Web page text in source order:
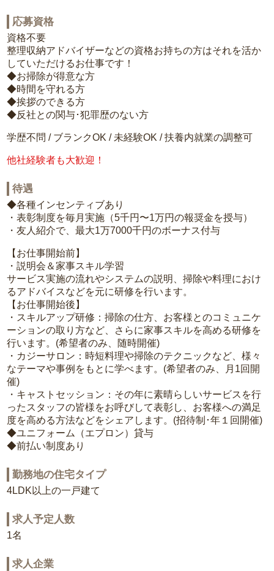
応募資格
資格不要
整理収納アドバイザーなどの資格お持ちの方はそれを活か
していただけるお仕事です！
◆お掃除が得意な方
◆時間を守れる方
◆挨拶のできる方
◆反社との関与･犯罪歴のない方
学歴不問 / ブランクOK / 未経験OK / 扶養内就業の調整可
他社経験者も大歓迎！
待遇
◆各種インセンティブあり
・表彰制度を毎月実施（5千円〜1万円の報奨金を授与）
・友人紹介で、最大1万7000千円のボーナス付与
【お仕事開始前】
・説明会＆家事スキル学習
サービス実施の流れやシステムの説明、掃除や料理におけ
るアドバイスなどを元に研修を行います。
【お仕事開始後】
・スキルアップ研修：掃除の仕方、お客様とのコミュニケ
ーションの取り方など、さらに家事スキルを高める研修を
行います。(希望者のみ、随時開催)
・カジーサロン：時短料理や掃除のテクニックなど、様々
なテーマや事例をもとに学べます。(希望者のみ、月1回開
催)
・キャストセッション：その年に素晴らしいサービスを行
ったスタッフの皆様をお呼びして表彰し、お客様への満足
度を高める方法などをシェアします。(招待制･年１回開催)
◆ユニフォーム（エプロン）貸与
◆前払い制度あり
勤務地の住宅タイプ
4LDK以上の一戸建て
求人予定人数
1名
求人企業